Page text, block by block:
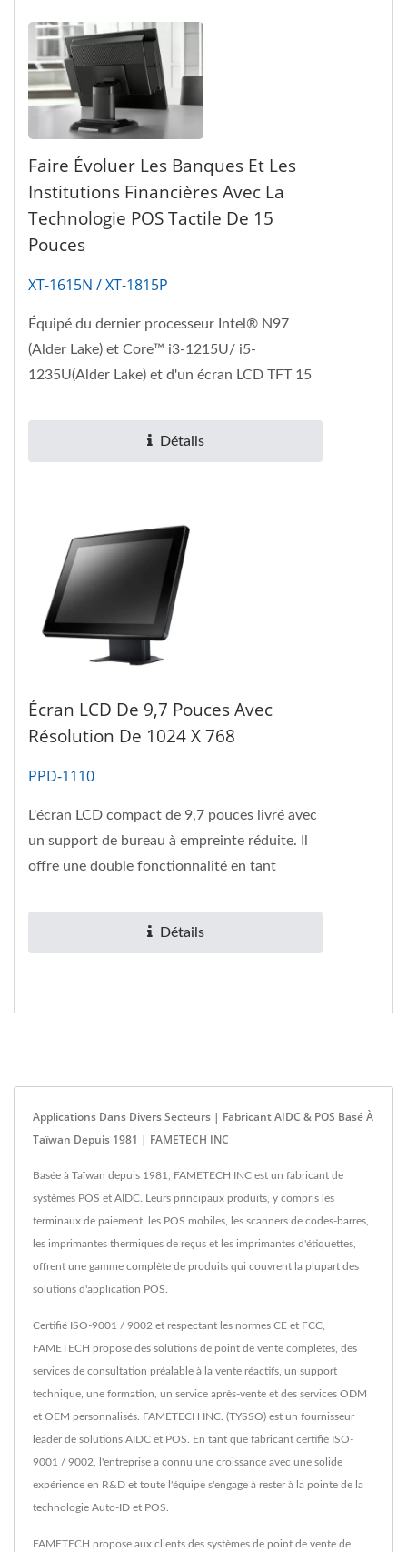
Faire Évoluer Les Banques Et Les
Institutions Financières Avec La
Technologie POS Tactile De 15
Pouces
XT-1615N / XT-1815P
Équipé du dernier processeur Intel® N97
(Alder Lake) et Core™ i3-1215U/ i5-
1235U(Alder Lake) et d'un écran LCD TFT 15
Détails
Écran LCD De 9,7 Pouces Avec
Résolution De 1024 X 768
PPD-1110
L'écran LCD compact de 9,7 pouces livré avec
un support de bureau à empreinte réduite. Il
offre une double fonctionnalité en tant
Détails
Applications Dans Divers Secteurs | Fabricant AIDC & POS Basé À
Taïwan Depuis 1981 | FAMETECH INC
Basée à Taïwan depuis 1981, FAMETECH INC est un fabricant de
systèmes POS et AIDC. Leurs principaux produits, y compris les
terminaux de paiement, les POS mobiles, les scanners de codes-barres,
les imprimantes thermiques de reçus et les imprimantes d'étiquettes,
offrent une gamme complète de produits qui couvrent la plupart des
solutions d'application POS.
Certifié ISO-9001 / 9002 et respectant les normes CE et FCC,
FAMETECH propose des solutions de point de vente complètes, des
services de consultation préalable à la vente réactifs, un support
technique, une formation, un service après-vente et des services ODM
et OEM personnalisés. FAMETECH INC. (TYSSO) est un fournisseur
leader de solutions AIDC et POS. En tant que fabricant certifié ISO-
9001 / 9002, l'entreprise a connu une croissance avec une solide
expérience en R&D et toute l'équipe s'engage à rester à la pointe de la
technologie Auto-ID et POS.
FAMETECH propose aux clients des systèmes de point de vente de